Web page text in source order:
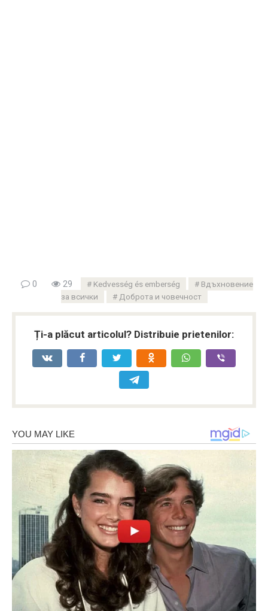
0 29 Kedvesség és emberség
Вдъхновение
за всички
Доброта и човечност
Ți-a plăcut articolul? Distribuie prietenilor: